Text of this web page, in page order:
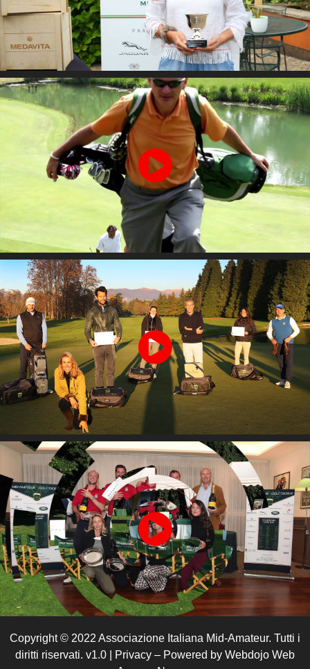
Copyright © 2022 Associazione Italiana Mid-Amateur. Tutti i
diritti riservati. v1.0 | Privacy – Powered by Webdojo Web